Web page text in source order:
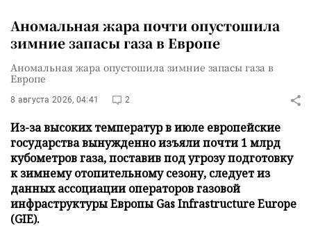
Аномальная жара почти опустошила
зимние запасы газа в Европе
Аномальная жара опустошила зимние запасы газа в
Европе
8 августа 2026, 04:41 2
Из-за высоких температур в июле европейские
государства вынужденно изъяли почти 1 млрд
кубометров газа, поставив под угрозу подготовку
к зимнему отопительному сезону, следует из
данных ассоциации операторов газовой
инфраструктуры Европы Gas Infrastructure Europe
(GIE).